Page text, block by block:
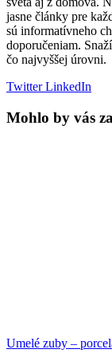
jasne články pre
sú informatívneho
doporučeniam.
čo najvyššej úrovni.
TwitterLinkedIn
Mohlo by vás
Umelé zuby –